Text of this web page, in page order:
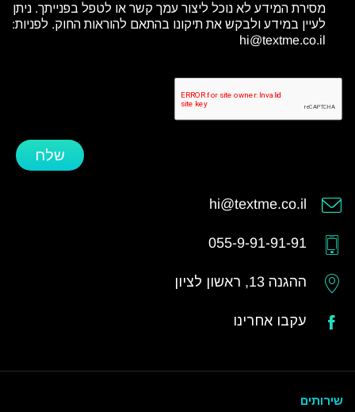
מסירת המידע לא נוכל ליצור עמך קשר או לטפל בפנייתך. ניתן
לעיין במידע ולבקש את תיקונו בהתאם להוראות החוק. לפניות:
hi@textme.co.il
שלח
hi@textme.co.il
055-9-91-91-91
ההגנה 13, ראשון לציון
עקבו אחרינו
שירותים